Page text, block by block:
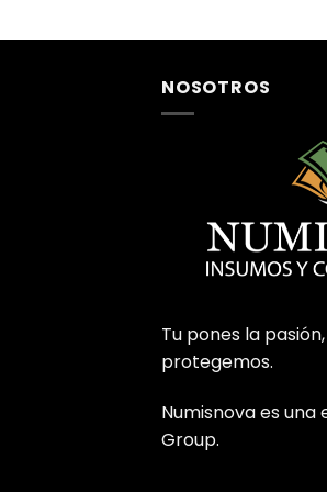
NOSOTROS
Tu pones la
protegemos.
Numisnova es
Group.